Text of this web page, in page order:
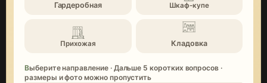
Гардеробная Шкаф-купе
Прихожая Кладовка
Выберите направление · Дальше 5 коротких вопросов ·
размеры и фото можно пропустить